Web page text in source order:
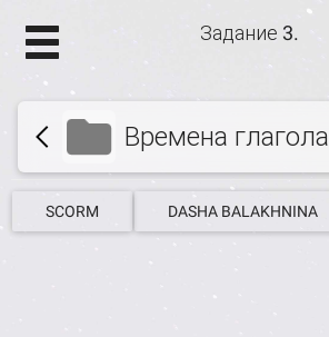
Задание 3.
Времена глагола
SCORM DASHA BALAKHNINA